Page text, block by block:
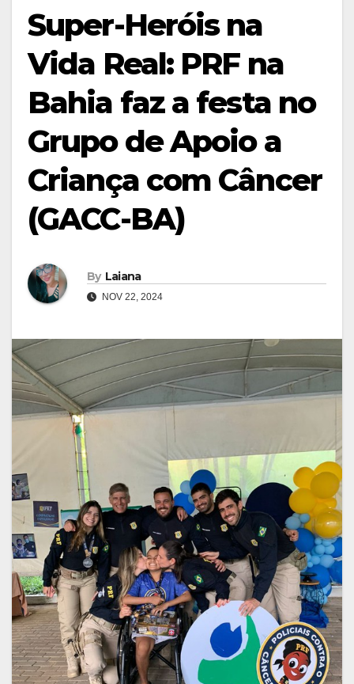
Super-Heróis na
Vida Real: PRF na
Bahia faz a festa no
Grupo de Apoio a
Criança com Câncer
(GACC-BA)
By Laiana
NOV 22, 2024